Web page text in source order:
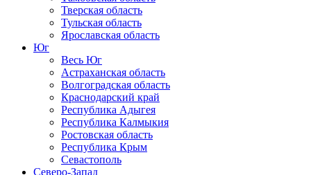
Тверская область
Тульская область
Ярославская область
Юг
Весь Юг
Астраханская область
Волгоградская область
Краснодарский край
Республика Адыгея
Республика Калмыкия
Ростовская область
Республика Крым
Севастополь
Северо-Запад